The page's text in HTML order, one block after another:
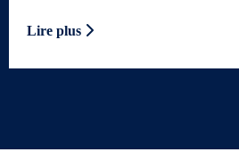
Lire plus